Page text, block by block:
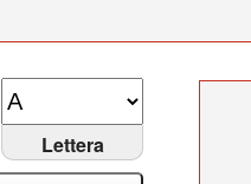
Lettera